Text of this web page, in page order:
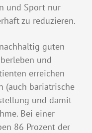
und Sport nur
zu reduzieren.
guten
und
erreichen
(auch bariatrische
und damit
Bei einer
86 Prozent der